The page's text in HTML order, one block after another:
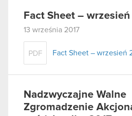
Fact Sheet – wrzesień
13 września 2017
PDF Fact Sheet – wrzesień
Nadzwyczajne Walne
Zgromadzenie